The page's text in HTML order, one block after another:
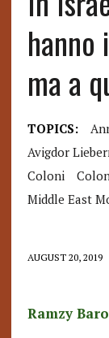
ma a
TOPICS:
Avigdor
Coloni
Middle East
AUGUST 20, 2019
Ramzy